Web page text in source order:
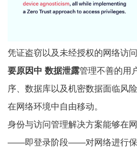
凭证盗窃以及未经授权的网络访
要原因中 数据泄露管理不善的用
序、数据库以及机密数据面临风
在网络环境中自由移动。
身份与访问管理解决方案能够在
——即登录阶段——对网络进行保